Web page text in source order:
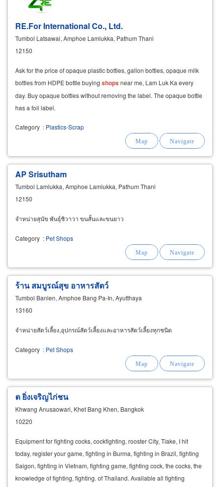
RE.For International Co., Ltd.
Tumbol Latsawai, Amphoe Lamlukka, Pathum Thani
12150
Ask for the price of opaque plastic bottles, gallon bottles, opaque milk
bottles from HDPE bottle buying shopsnear me, Lam Luk Ka every
day. Buy opaque bottles without removing the label. The opaque bottle
has a foil label.
Category : Plastics-Scrap
AP Srisutham
Tumbol Lamlukka, Amphoe Lamlukka, Pathum Thani
12150
จำหน่ายสุนัข พันธุ์ชิวาวา ขนสั้นและขนยาว
Category : Pet Shops
ร้าน สมบูรณ์สุข อาหารสัตว์
Tumbol Banlen, Amphoe Bang Pa-In, Ayutthaya
13160
จำหน่ายสัตว์เลี้ยง,อุปกรณ์สัตว์เลี้ยงและอาหารสัตว์เลี้ยงทุกชนิด
Category : Pet Shops
ต ยิ่งเจริญไก่ชน
Khwang Anusaowari, Khet Bang Khen, Bangkok
10220
Equipment for fighting cocks, cockfighting, rooster City, Tiake, I hit
today, register your game, fighting in Burma, fighting in Brazil, fighting
Saigon, fighting in Vietnam, fighting game, fighting cock, the cocks, the
knowledge of fighting, fighting. of Thailand. Available all fighting